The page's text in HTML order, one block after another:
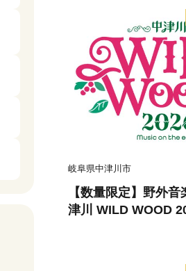
岐阜県中津川市
【数量限定】野外
津川 WILD WOOD
券 （大人1名、中高
ロック ミュージッ
ント ロックフェス